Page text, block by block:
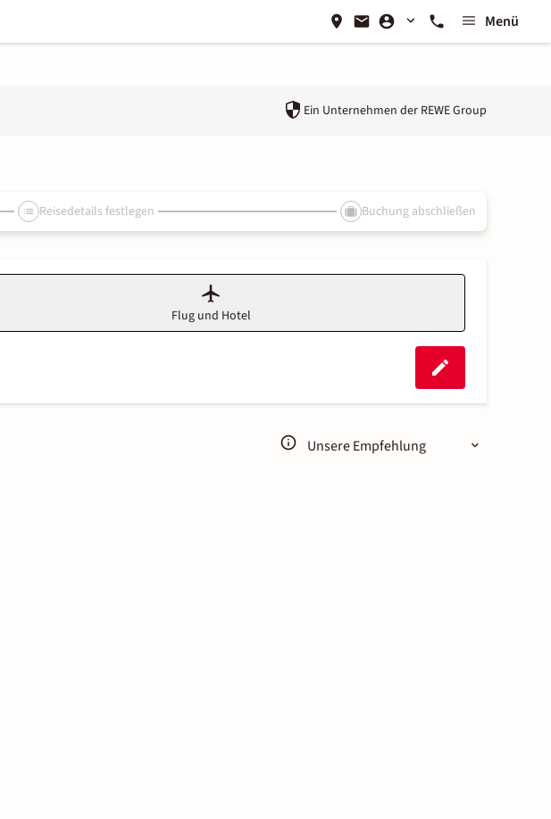
Menü
Ein Unternehmen der REWE Group
Reisedetails festlegen Buchung abschließen
Flug und Hotel